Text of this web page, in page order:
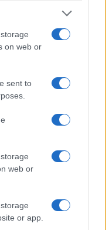
on web or
sent to
web or
or app.